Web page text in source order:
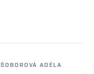
ŠOBOROVÁ ADÉLA